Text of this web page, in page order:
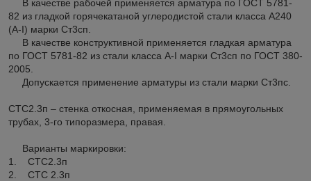
В качестве рабочей применяется арматура по ГОСТ 5781-
82 из гладкой горячекатаной углеродистой стали класса А240
(А-I) марки Ст3сп.
В качестве конструктивной применяется гладкая арматура
по ГОСТ 5781-82 из стали класса А-I марки Ст3сп по ГОСТ 380-
2005.
Допускается применение арматуры из стали марки Ст3пс.
СТС2.3п – стенка откосная, применяемая в прямоугольных
трубах, 3-го типоразмера, правая.
Варианты маркировки:
1. СТС2.3п
2. СТС 2.3п